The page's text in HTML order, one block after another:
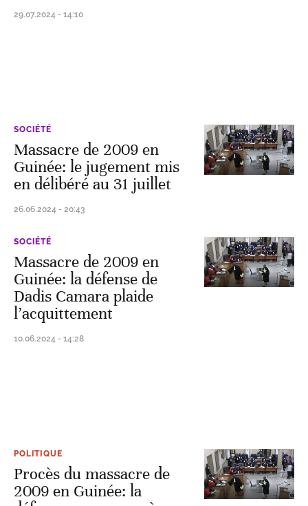
29.07.2024 - 14:10
SOCIÉTÉ
Massacre de 2009 en
Guinée: le jugement mis
en délibéré au 31 juillet
26.06.2024 - 20:43
SOCIÉTÉ
Massacre de 2009 en
Guinée: la défense de
Dadis Camara plaide
l’acquittement
10.06.2024 - 14:28
POLITIQUE
Procès du massacre de
2009 en Guinée: la